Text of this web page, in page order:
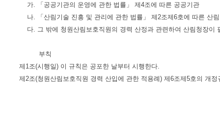
가. 「공공기관의 운영에 관한 법률」 제4조에 따른 공공기관
나. 「산림기술 진흥 및 관리에 관한 법률」 제2조제6호에 따른 산
다. 그 밖에 청원산림보호직원의 경력 산정과 관련하여 산림청장이
부칙
제1조(시행일) 이 규칙은 공포한 날부터 시행한다.
제2조(청원산림보호직원 경력 산입에 관한 적용례) 제6조제5호의 개